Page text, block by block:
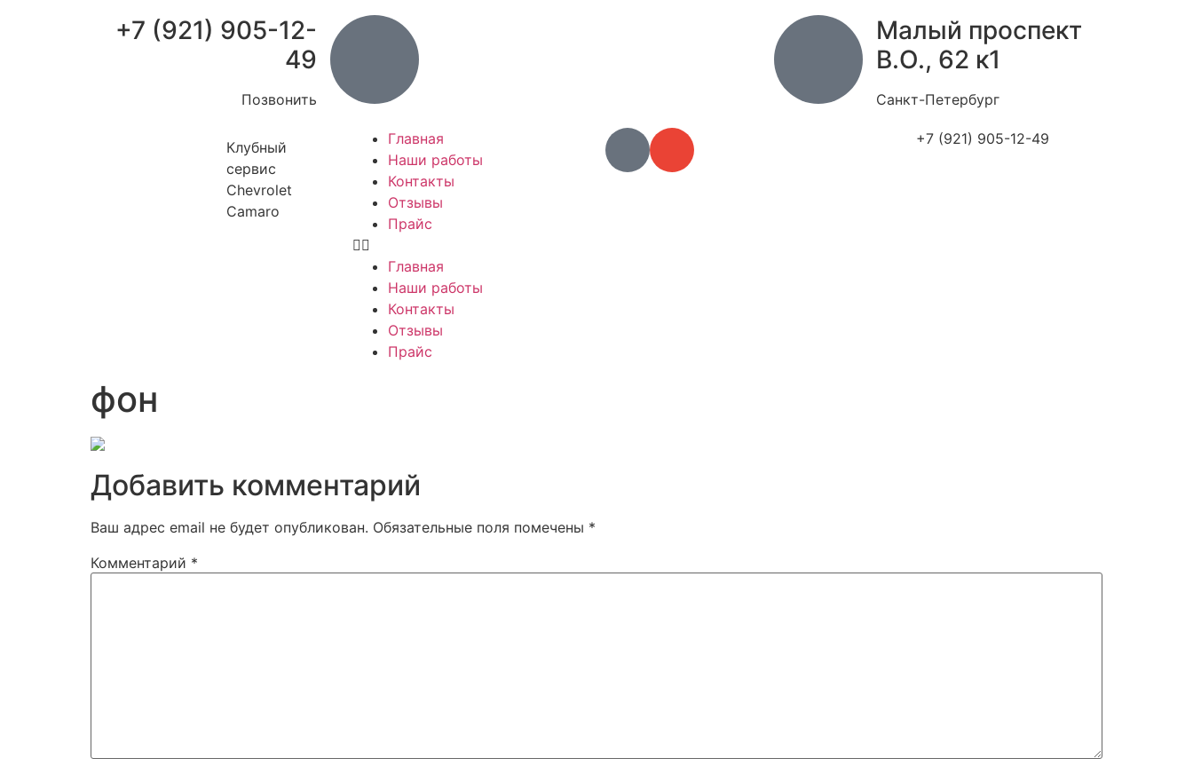
+7 (921) 905-12-
49
Позвонить
Малый проспект
В.О., 62 к1
Санкт-Петербург
Клубный
сервис
Chevrolet
Camaro
Главная
Наши работы
Контакты
Отзывы
Прайс
Главная
Наши работы
Контакты
Отзывы
Прайс
+7 (921) 905-12-49
фон
Добавить комментарий
Ваш адрес email не будет опубликован. Обязательные поля помечены *
Комментарий *